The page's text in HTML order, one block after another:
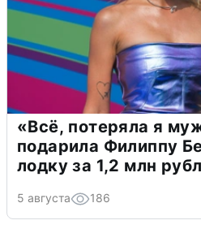
«Всё, потеряла я
подарила Филиппу
лодку за 1,2 млн
5 августа 186